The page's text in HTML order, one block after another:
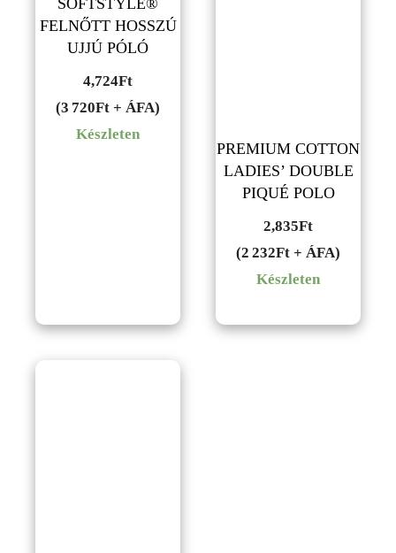
SOFTSTYLE®
FELNŐTT HOSSZÚ
UJJÚ PÓLÓ
4,724Ft
(3 720Ft + ÁFA)
Készleten
PREMIUM COTTON
LADIES’ DOUBLE
PIQUÉ POLO
2,835Ft
(2 232Ft + ÁFA)
Készleten